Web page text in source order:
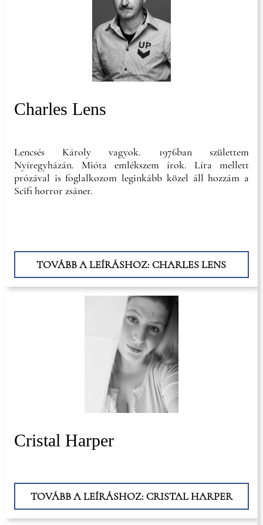
Charles Lens
Lencsés Károly vagyok. 1976ban születtem
Nyíregyházán. Mióta emlékszem írok. Líra mellett
prózával is foglalkozom leginkább közel áll hozzám a
Scifi horror zsáner.
TOVÁBB A LEÍRÁSHOZ: CHARLES LENS
Cristal Harper
TOVÁBB A LEÍRÁSHOZ: CRISTAL HARPER